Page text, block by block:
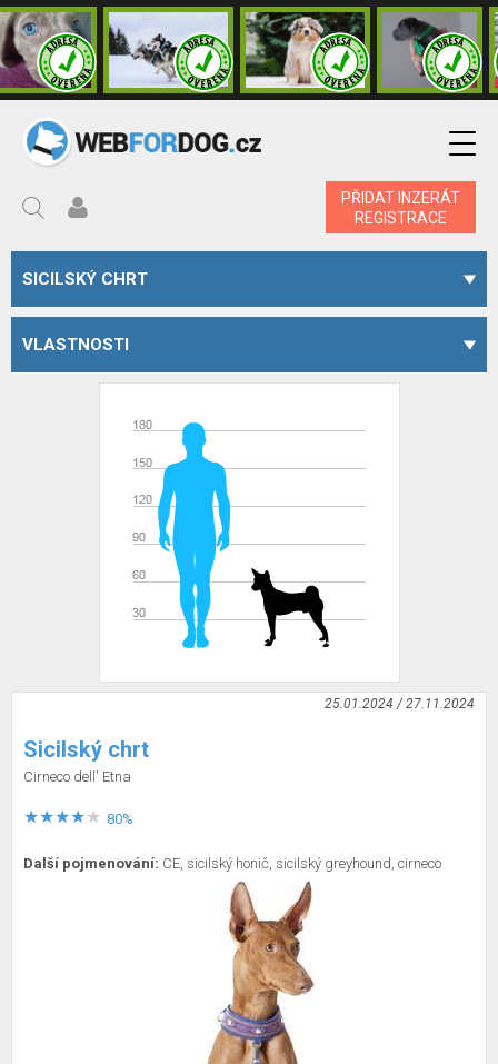
PŘIDAT INZERÁT
REGISTRACE
SICILSKÝ CHRT
VLASTNOSTI
25.01.2024 / 27.11.2024
Sicilský chrt
Cirneco dell' Etna
80%
Další pojmenování: CE, sicilský honič, sicilský greyhound, cirneco